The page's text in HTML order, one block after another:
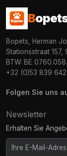
B
Bopets, Herman
Stationsstraat 157,
BTW: BE
+32 (0)53 839 642
Folgen Sie uns
Newsletter
Erhalten Sie